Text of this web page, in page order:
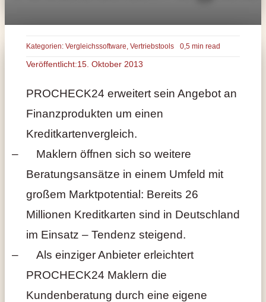
Kategorien: Vergleichssoftware Vertriebstools 0,5 min read
Veröffentlicht:15. Oktober 2013
PROCHECK24 erweitert sein Angebot an
Finanzprodukten um einen
Kreditkartenvergleich.
–
Maklern öffnen sich so weitere
Beratungsansätze in einem Umfeld mit
großem Marktpotential: Bereits 26
Millionen Kreditkarten sind in Deutschland
im Einsatz – Tendenz steigend.
–
Als einziger Anbieter erleichtert
PROCHECK24 Maklern die
Kundenberatung durch eine eigene